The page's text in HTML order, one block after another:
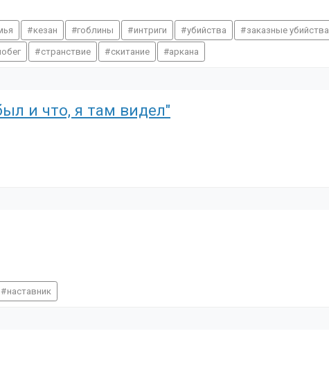
кезан гоблины интриги убийства заказные убийства
странствие скитание аркана
и что, я там видел"
наставник